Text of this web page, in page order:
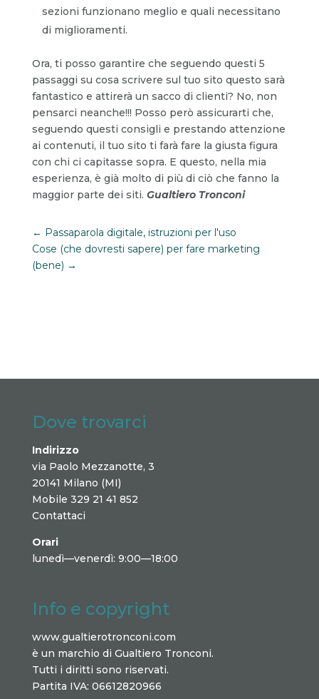
sezioni funzionano meglio e quali necessitano
di miglioramenti.
Ora, ti posso garantire che seguendo questi 5
passaggi su cosa scrivere sul tuo sito questo sarà
fantastico e attirerà un sacco di clienti? No, non
pensarci neanche!!! Posso però assicurarti che,
seguendo questi consigli e prestando attenzione
ai contenuti, il tuo sito ti farà fare la giusta figura
con chi ci capitasse sopra. E questo, nella mia
esperienza, è già molto di più di ciò che fanno la
maggior parte dei siti. Gualtiero Tronconi
← Passaparola digitale, istruzioni per l'uso
Cose (che dovresti sapere) per fare marketing
(bene) →
Dove trovarci
Indirizzo
via Paolo Mezzanotte, 3
20141 Milano (MI)
Mobile 329 21 41 852
Contattaci
Orari
lunedì—venerdì: 9:00—18:00
Info e copyright
www.gualtierotronconi.com
è un marchio di Gualtiero Tronconi.
Tutti i diritti sono riservati.
Partita IVA: 06612820966